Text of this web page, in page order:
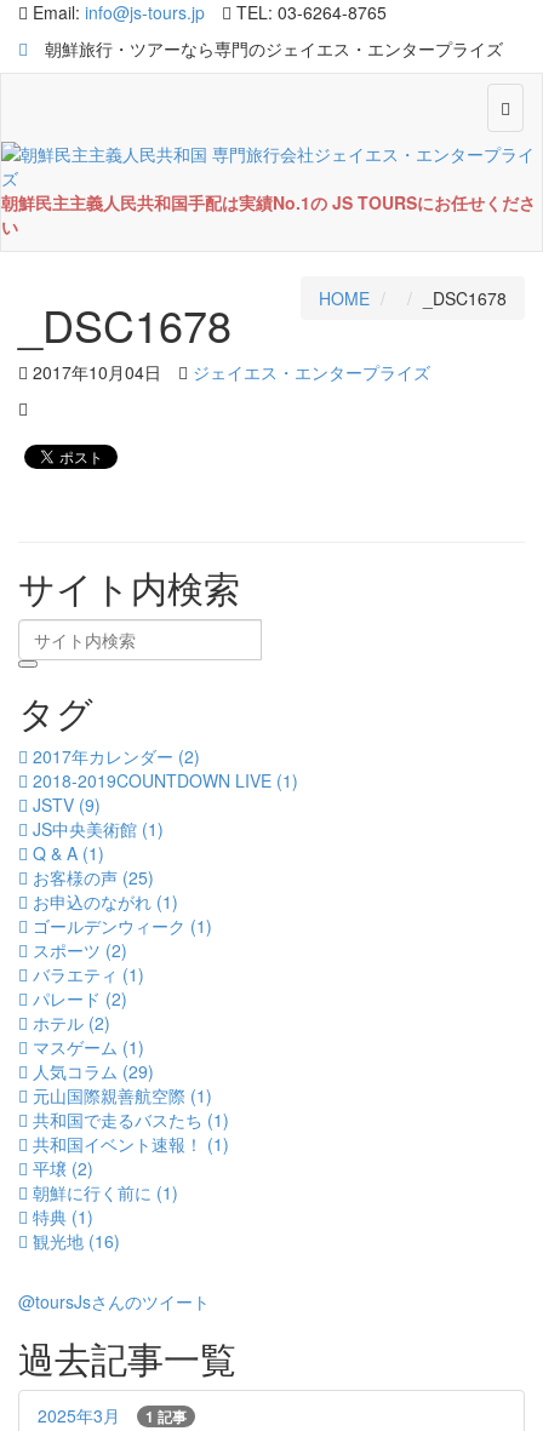
Email: info@js-tours.jp
TEL: 03-6264-8765
朝鮮旅行・ツアーなら専門のジェイエス・エンタープライズ
朝鮮民主主義人民共和国手配は実績No.1の JS TOURSにお任せくださ
い
_DSC1678 HOME _DSC1678
2017年10月04日 ジェイエス・エンタープライズ
サイト内検索
タグ
2017年カレンダー (2)
2018-2019COUNTDOWN LIVE (1)
JSTV (9)
JS中央美術館 (1)
Q & A (1)
お客様の声 (25)
お申込のながれ (1)
ゴールデンウィーク (1)
スポーツ (2)
バラエティ (1)
パレード (2)
ホテル (2)
マスゲーム (1)
人気コラム (29)
元山国際親善航空際 (1)
共和国で走るバスたち (1)
共和国イベント速報！ (1)
平壌 (2)
朝鮮に行く前に (1)
特典 (1)
観光地 (16)
@toursJsさんのツイート
過去記事一覧
2025年3月 1 記事